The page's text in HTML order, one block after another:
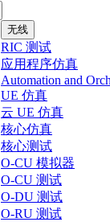
无线
RIC 测试
应用程序仿真
Automation and
UE 仿真
云 UE 仿真
核心仿真
核心测试
O-CU 模拟器
O-CU 测试
O-DU 测试
O-RU 测试